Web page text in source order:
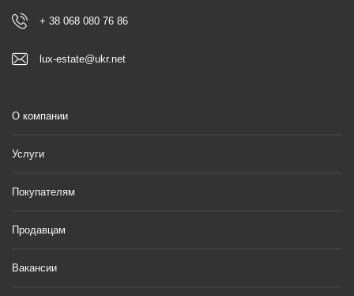
+ 38 068 080 76 86
lux-estate@ukr.net
О компании
Услуги
Покупателям
Продавцам
Вакансии